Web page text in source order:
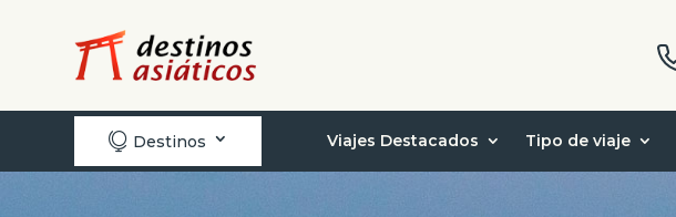
 Destinos Viajes Destacados Tipo de viaje